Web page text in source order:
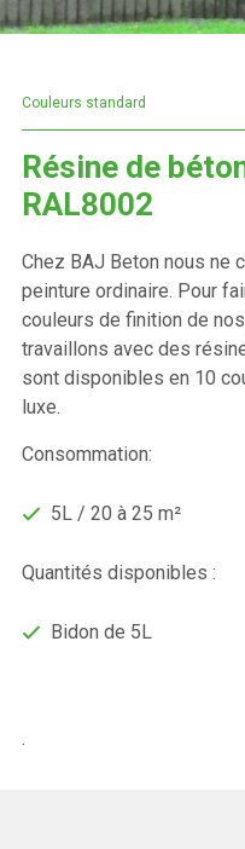
Couleurs standard
Résine de
RAL8002
Chez BAJ Beton nous ne
peinture ordinaire. Pour
couleurs de finition de
travaillons avec des
sont disponibles en 10
luxe.
Consommation:
5L / 20 à 25 m²
Quantités disponibles :
Bidon de 5L
.